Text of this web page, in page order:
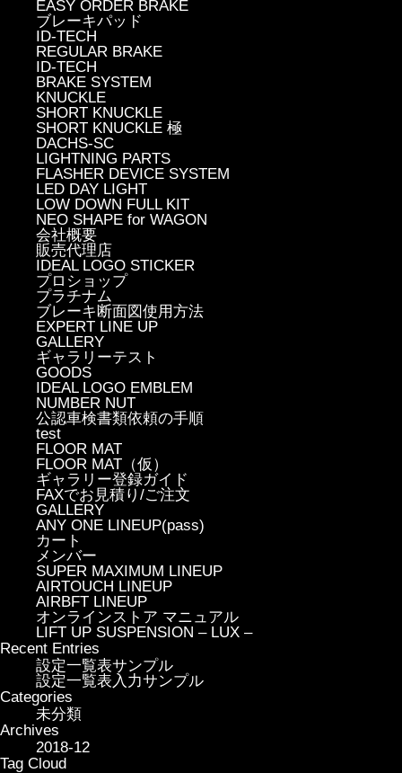
EASY ORDER BRAKE
ブレーキパッド
ID-TECH
REGULAR BRAKE
ID-TECH
BRAKE SYSTEM
KNUCKLE
SHORT KNUCKLE
SHORT KNUCKLE 極
DACHS-SC
LIGHTNING PARTS
FLASHER DEVICE SYSTEM
LED DAY LIGHT
LOW DOWN FULL KIT
NEO SHAPE for WAGON
会社概要
販売代理店
IDEAL LOGO STICKER
プロショップ
プラチナム
ブレーキ断面図使用方法
EXPERT LINE UP
GALLERY
ギャラリーテスト
GOODS
IDEAL LOGO EMBLEM
NUMBER NUT
公認車検書類依頼の手順
test
FLOOR MAT
FLOOR MAT（仮）
ギャラリー登録ガイド
FAXでお見積り/ご注文
GALLERY
ANY ONE LINEUP(pass)
カート
メンバー
SUPER MAXIMUM LINEUP
AIRTOUCH LINEUP
AIRBFT LINEUP
オンラインストア マニュアル
LIFT UP SUSPENSION – LUX –
Recent Entries
設定一覧表サンプル
設定一覧表入力サンプル
Categories
未分類
Archives
2018-12
Tag Cloud